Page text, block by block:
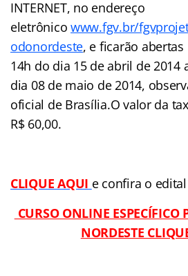
INTERNET, no endereço
eletrônicowww.fgv.br/
odonordeste, e ficarão
14h do dia 15 de abril de 2014
dia 08 de maio de 2014,
oficial de Brasília.O valor da
R$ 60,00.
CLIQUE AQUI e confira o
CURSO ONLINE ESPECÍFICO
NORDESTE